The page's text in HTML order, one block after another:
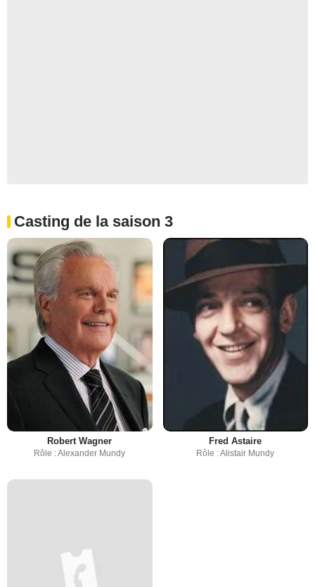
Casting de la saison 3
Robert Wagner
Rôle : Alexander Mundy
Fred Astaire
Rôle : Alistair Mundy